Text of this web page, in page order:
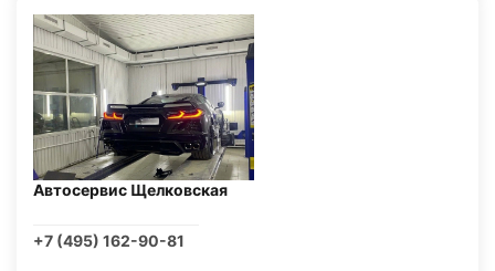
Автосервис Щелковская
+7 (495) 162-90-81